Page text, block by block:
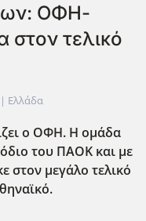
ΟΦΗ-
τελικό
Ελλάδα
ο ΟΦΗ. Η ομάδα
του ΠΑΟΚ και με
στον μεγάλο τελικό